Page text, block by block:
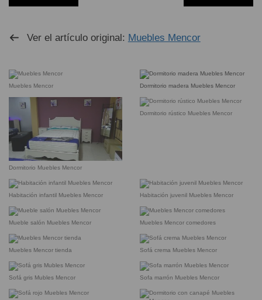
Ver el artículo original: Muebles Mencor
Muebles Mencor Dormitorio madera Muebles Mencor
Dormitorio Muebles Mencor
Dormitorio rústico Muebles Mencor
Habitación infantil Muebles Mencor Habitación juvenil Muebles Mencor
Mueble salón Muebles Mencor Muebles Mencor comedores
Muebles Mencor tienda Sofá crema Muebles Mencor
Sofá gris Mubles Mencor Sofa marrón Muebles Mencor